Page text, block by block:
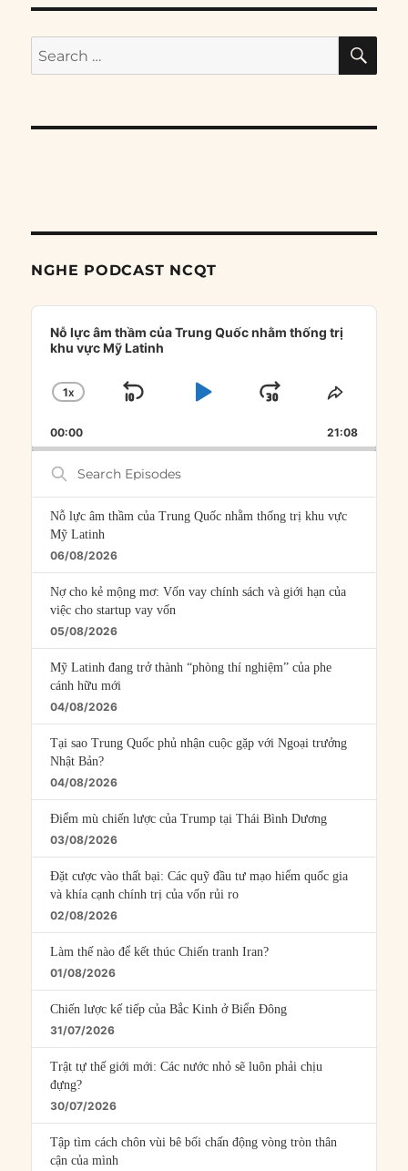
Search
for:
NGHE PODCAST NCQT
Audio
Player
Nỗ lực âm thầm của Trung Quốc nhằm thống trị
khu vực Mỹ Latinh
CHANGE
RATE
1X
SKIP
PLAYJUMP
FORWARD
SHARE
00:00 21:08
Search
Episodes
Nỗ lực âm thầm của Trung Quốc nhằm thống trị khu vực
Mỹ Latinh
06/08/2026
Nợ cho kẻ mộng mơ: Vốn vay chính sách và giới hạn của
việc cho startup vay vốn
05/08/2026
Mỹ Latinh đang trở thành “phòng thí nghiệm” của phe
cánh hữu mới
04/08/2026
Tại sao Trung Quốc phủ nhận cuộc gặp với Ngoại trưởng
Nhật Bản?
04/08/2026
Điểm mù chiến lược của Trump tại Thái Bình Dương
03/08/2026
Đặt cược vào thất bại: Các quỹ đầu tư mạo hiểm quốc gia
và khía cạnh chính trị của vốn rủi ro
02/08/2026
Làm thế nào để kết thúc Chiến tranh Iran?
01/08/2026
Chiến lược kế tiếp của Bắc Kinh ở Biển Đông
31/07/2026
Trật tự thế giới mới: Các nước nhỏ sẽ luôn phải chịu
đựng?
30/07/2026
Tập tìm cách chôn vùi bê bối chấn động vòng tròn thân
cận của mình